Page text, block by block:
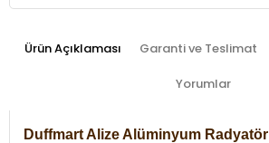
Ürün Açıklaması Garanti ve Teslimat
Yorumlar
Duffmart Alize Alüminyum Radyatör